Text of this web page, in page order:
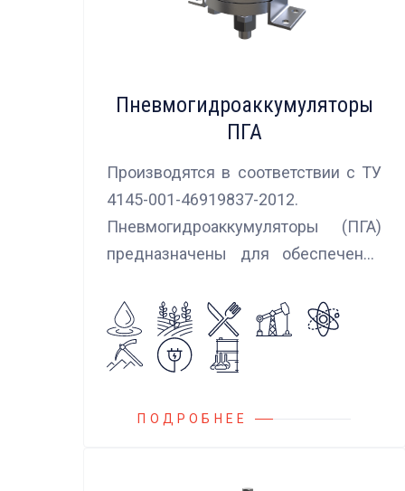
Пневмогидроаккумуляторы
ПГА
Производятся в соответствии с ТУ
4145-001-46919837-2012.
Пневмогидроаккумуляторы (ПГА)
предназначены для обеспечения
колебаний потока жидкости,
возникающих в гидравлических
системах.
ПОДРОБНЕЕ